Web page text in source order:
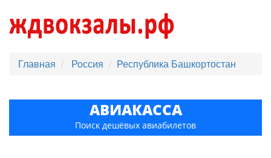
Главная Россия Республика Башкортостан
АВИАКАССА
Поиск дешёвых авиабилетов